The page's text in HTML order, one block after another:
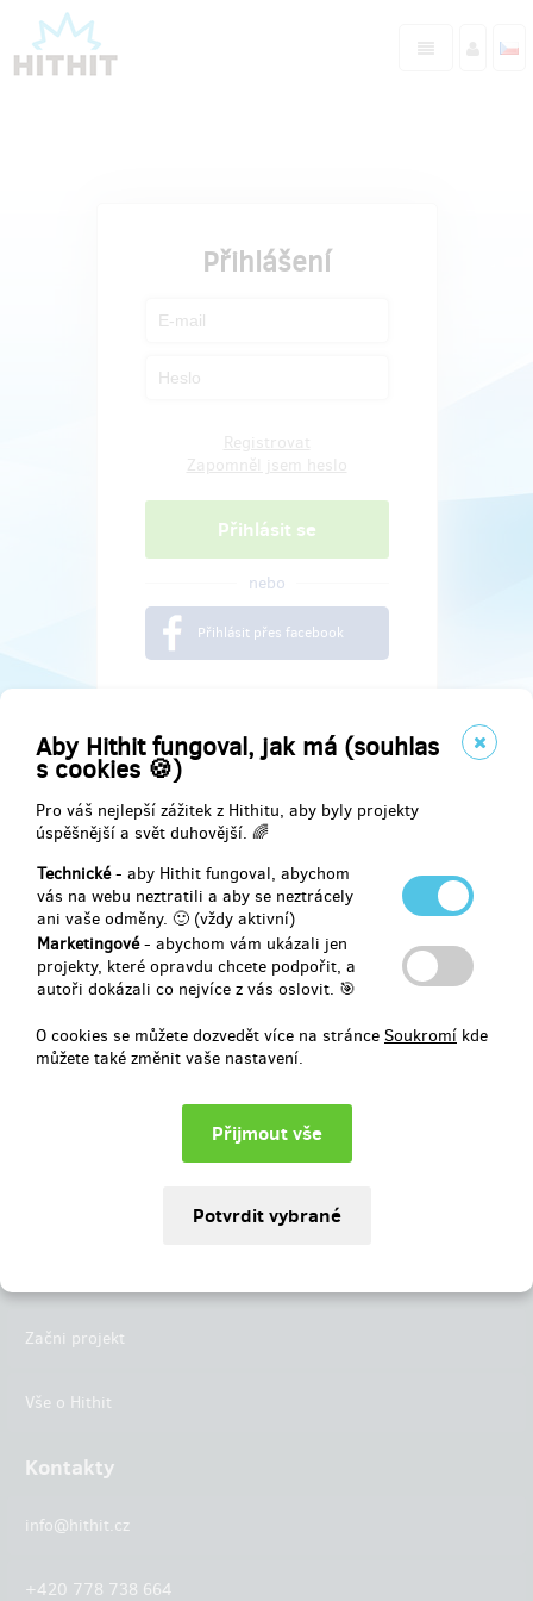
Aby Hithit fungoval, jak má (souhlas
s cookies 🍪)
Pro váš nejlepší zážitek z Hithitu, aby byly projekty
úspěšnější a svět duhovější. 🌈
Technické- aby Hithit fungoval, abychom
vás na webu neztratili a aby se neztrácely
ani vaše odměny. 🙂 (vždy aktivní)
Marketingové- abychom vám ukázali jen
projekty, které opravdu chcete podpořit, a
autoři dokázali co nejvíce z vás oslovit. 🎯
O cookies se můžete dozvedět více na stránce Soukromí kde
můžete také změnit vaše nastavení.
Přihlášení
nebo
Přihlásit přes facebook
Najdete nás na
Začni projekt
Vše o Hithit
Kontakty
info@hithit.cz
+420 778 738 664